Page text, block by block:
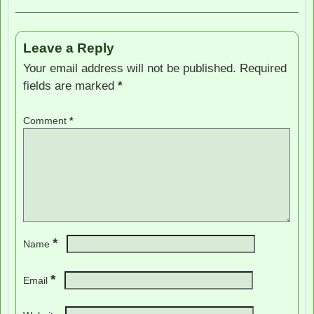
Leave a Reply
Your email address will not be published. Required
fields are marked *
Comment *
Name *
Email *